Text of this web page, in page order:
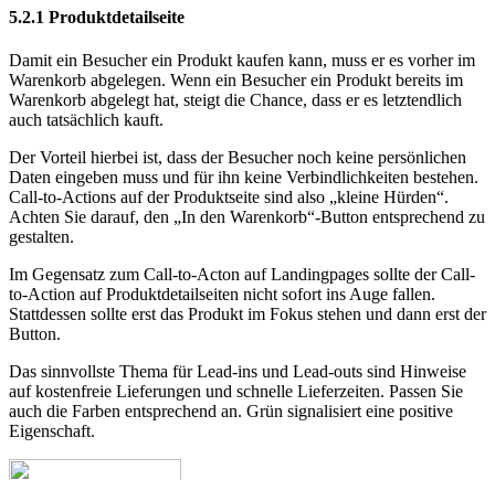
5.2.1 Produktdetailseite
Damit ein Besucher ein Produkt kaufen kann, muss er es vorher im
Warenkorb abgelegen. Wenn ein Besucher ein Produkt bereits im
Warenkorb abgelegt hat, steigt die Chance, dass er es letztendlich
auch tatsächlich kauft.
Der Vorteil hierbei ist, dass der Besucher noch keine persönlichen
Daten eingeben muss und für ihn keine Verbindlichkeiten bestehen.
Call-to-Actions auf der Produktseite sind also „kleine Hürden“.
Achten Sie darauf, den „In den Warenkorb“-Button entsprechend zu
gestalten.
Im Gegensatz zum Call-to-Acton auf Landingpages sollte der Call-
to-Action auf Produktdetailseiten nicht sofort ins Auge fallen.
Stattdessen sollte erst das Produkt im Fokus stehen und dann erst der
Button.
Das sinnvollste Thema für Lead-ins und Lead-outs sind Hinweise
auf kostenfreie Lieferungen und schnelle Lieferzeiten. Passen Sie
auch die Farben entsprechend an. Grün signalisiert eine positive
Eigenschaft.